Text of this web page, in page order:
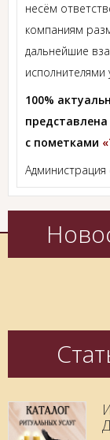
несём
компаниям
дальнейшие
исполнителями
100%
представлена
с пометками
Администрация